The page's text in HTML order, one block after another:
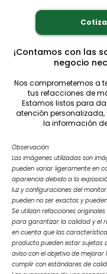
¡Contamos con las
negocio
Nos comprometemos a
tus refacciones de
Estamos listos para
atención
la información
Observación:
Las imágenes utilizadas son
pueden variar ligeramente en
apariencia debido a la
luz y configuraciones del
pueden no ser exactos y
Se utilizan refacciones
para garantizar la calidad y el
en cuenta que las
producto pueden estar sujetas
aviso con el objetivo de
cumplir con estándares de